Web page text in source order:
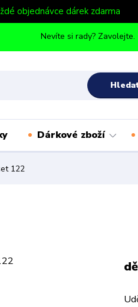
objednávce dárek zdarma
Nevíte si rady? Zavolejte.
Dárkové zboží
122